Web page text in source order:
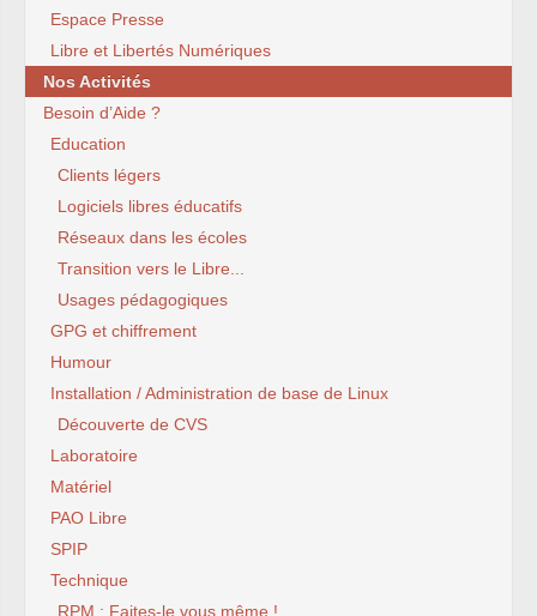
Espace Presse
Libre et Libertés Numériques
Nos Activités
Besoin d’Aide ?
Education
Clients légers
Logiciels libres éducatifs
Réseaux dans les écoles
Transition vers le Libre...
Usages pédagogiques
GPG et chiffrement
Humour
Installation / Administration de base de Linux
Découverte de CVS
Laboratoire
Matériel
PAO Libre
SPIP
Technique
RPM : Faites-le vous même !